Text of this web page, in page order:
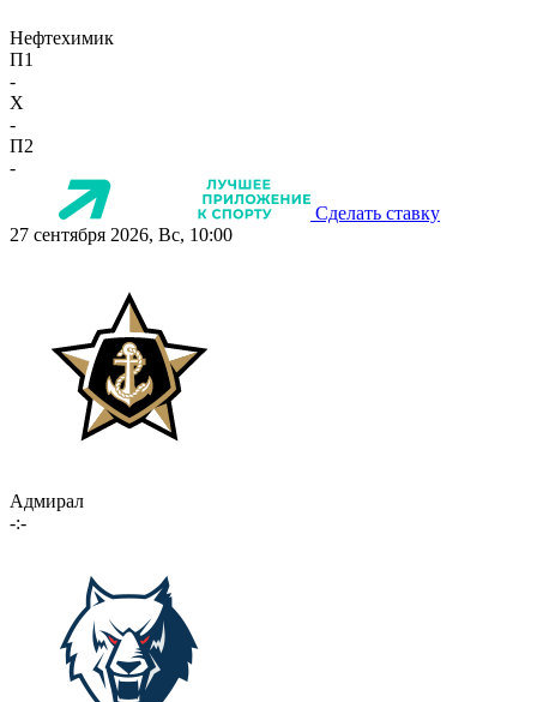
Нефтехимик
П1
-
X
-
П2
-
Сделать ставку
27 сентября 2026, Вс, 10:00
Адмирал
-:-